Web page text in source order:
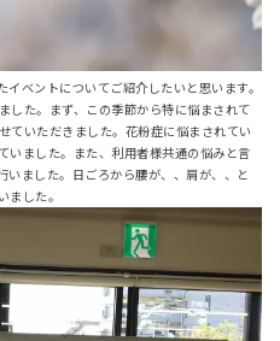
ベントについてご紹介したいと思います。
した。まず、この季節から特に悩まされて
ていただきました。花粉症に悩まされてい
いました。また、利用者様共通の悩みと言
いました。日ごろから腰が、、肩が、、と
ました。